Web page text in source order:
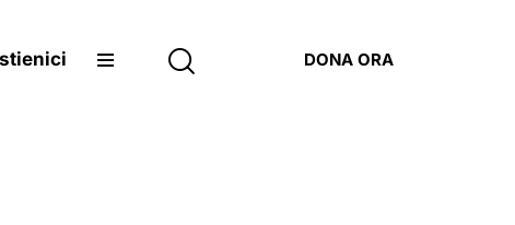
DONA ORA